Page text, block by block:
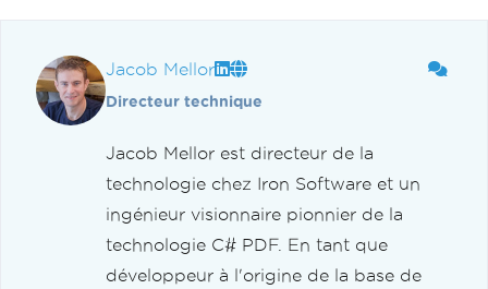
Jacob Mellor
Directeur technique
Jacob Mellor est directeur de la
technologie chez Iron Software et un
ingénieur visionnaire pionnier de la
technologie C# PDF. En tant que
développeur à l'origine de la base de